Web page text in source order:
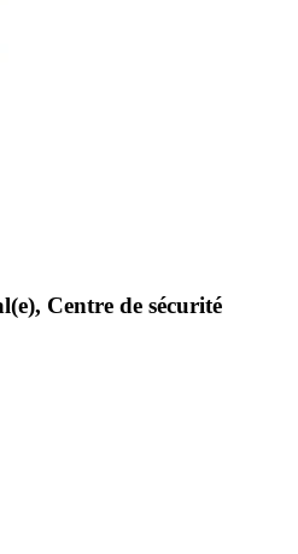
Centre de sécurité